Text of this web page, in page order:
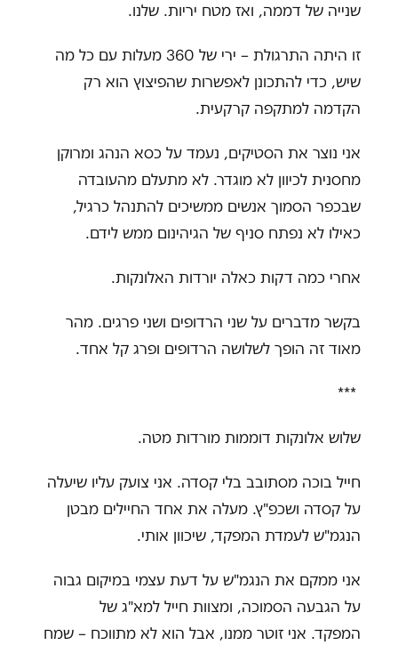
שנייה של דממה, ואז מטח יריות. שלנו.
זו היתה התרגולת – ירי של 360 מעלות עם כל מה
שיש, כדי להתכונן לאפשרות שהפיצוץ הוא רק
הקדמה למתקפה קרקעית.
אני נוצר את הסטיקים, נעמד על כסא הנהג ומרוקן
מחסנית לכיוון לא מוגדר. לא מתעלם מהעובדה
שבכפר הסמוך אנשים ממשיכים להתנהל כרגיל,
כאילו לא נפתח סניף של הגיהינום ממש לידם.
אחרי כמה דקות כאלה יורדות האלונקות.
בקשר מדברים על שני הרדופים ושני פרגים. מהר
מאוד זה הופך לשלושה הרדופים ופרג קל אחד.
***
שלוש אלונקות דוממות מורדות מטה.
חייל בוכה מסתובב בלי קסדה. אני צועק עליו שיעלה
על קסדה ושכפ"ץ. מעלה את אחד החיילים מבטן
הנגמ"ש לעמדת המפקד, שיכוון אותי.
אני ממקם את הנגמ"ש על דעת עצמי במיקום גבוה
על הגבעה הסמוכה, ומצוות חייל למא"ג של
המפקד. אני זוטר ממנו, אבל הוא לא מתווכח – שמח